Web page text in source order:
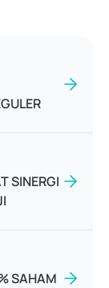
SINERGI
SAHAM